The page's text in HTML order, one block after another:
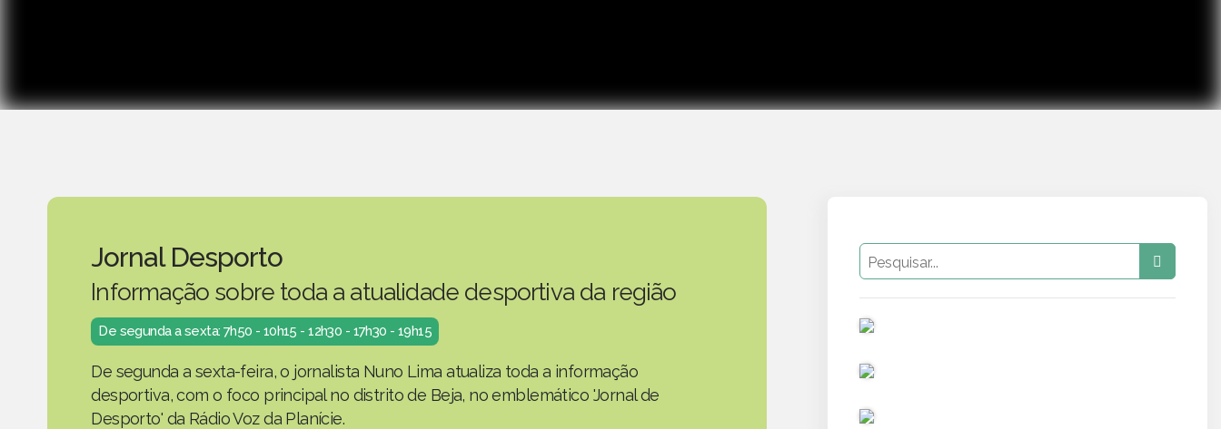
Jornal Desporto
Informação sobre toda a atualidade desportiva da região
De segunda a sexta: 7h50 - 10h15 - 12h30 - 17h30 - 19h15
De segunda a sexta-feira, o jornalista Nuno Lima atualiza toda a informação
desportiva, com o foco principal no distrito de Beja, no emblemático 'Jornal de
Desporto' da Rádio Voz da Planície.